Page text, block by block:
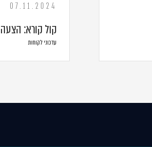
07.11.2024
קול קורא:
עדכוני לקוחות